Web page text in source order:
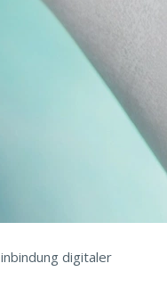
Produktion
digitaler